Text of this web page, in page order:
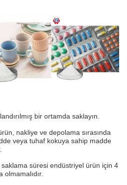
bir ortamda saklayın.
nakliye ve depolama sırasında
veya tuhaf kokuya sahip madde
süresi endüstriyel ürün için 4
olmamalıdır.